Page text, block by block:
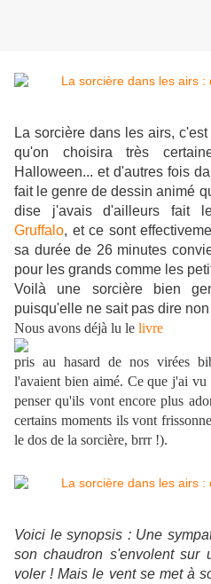
La sorcière dans les airs,
qu'on choisira très
Halloween... et d'autres fois
fait le genre de dessin animé
dise j'avais d'ailleurs fait
Gruffalo, et ce sont
sa durée de 26 minutes
pour les grands comme les
Voilà une sorcière bien
puisqu'elle ne sait pas dire non
Nous avons déjà lu le livre
pris au hasard de nos virées
l'avaient bien aimé. Ce que j'ai vu
penser qu'ils vont encore plus
certains moments ils vont
le dos de la sorcière, brrr !).
Voici le synopsis : Une
son chaudron s'envolent sur
voler ! Mais le vent se met à